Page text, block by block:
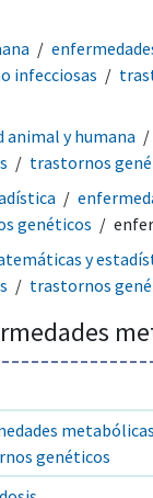
infecciosas
animal y humana
trastornos
genéticos
y
trastornos
metabólicas
genéticos